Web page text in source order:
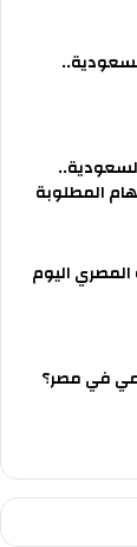
المطلوبة
المصري اليوم
في مصر؟